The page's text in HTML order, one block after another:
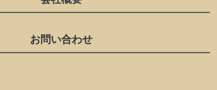
お問い合わせ